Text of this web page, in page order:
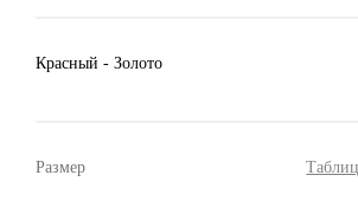
Красный - Золото
Размер